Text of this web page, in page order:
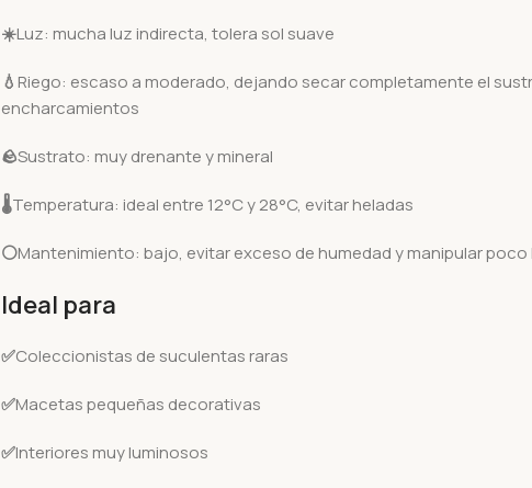
☀️Luz: mucha luz indirecta, tolera sol suave
💧 Riego: escaso a moderado, dejando secar completamente el
encharcamientos
🪨Sustrato: muy drenante y mineral
🌡️Temperatura: ideal entre 12°C y 28°C, evitar heladas
⚪Mantenimiento: bajo, evitar exceso de humedad y manipular poco
Ideal para
✅Coleccionistas de suculentas raras
✅Macetas pequeñas decorativas
✅Interiores muy luminosos